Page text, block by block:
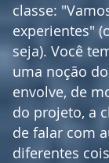
classe:
experientes"
seja). Você
uma noção
envolve, de
do projeto, a
de falar com
diferentes